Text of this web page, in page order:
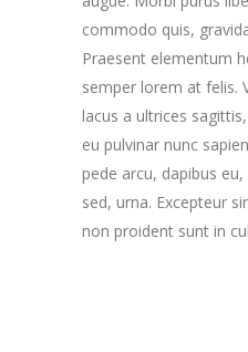
commodo quis,
Praesent elementum
semper lorem at felis.
lacus a ultrices
eu pulvinar nunc
pede arcu, dapibus
sed, urna. Excepteur
non proident sunt in